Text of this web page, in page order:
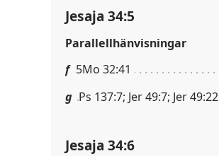
Jesaja 34:5
Parallellhänvisningar
f 5Mo 32:41
g Ps 137:7; Jer 49:7; Jer 49:22
Jesaja 34:6